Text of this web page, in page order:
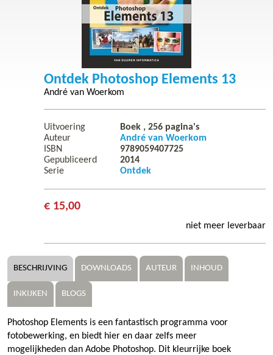
Ontdek Photoshop Elements 13
André van Woerkom
Uitvoering Boek , 256 pagina's
Auteur
André van Woerkom
ISBN
9789059407725
Gepubliceerd
2014
Serie
Ontdek
€ 15,00
niet meer leverbaar
BESCHRIJVING DOWNLOADS AUTEUR INHOUD
INKIJKEN BLOGS
Photoshop Elements is een fantastisch programma voor
fotobewerking, en biedt hier en daar zelfs meer
mogelijkheden dan Adobe Photoshop. Dit kleurrijke boek